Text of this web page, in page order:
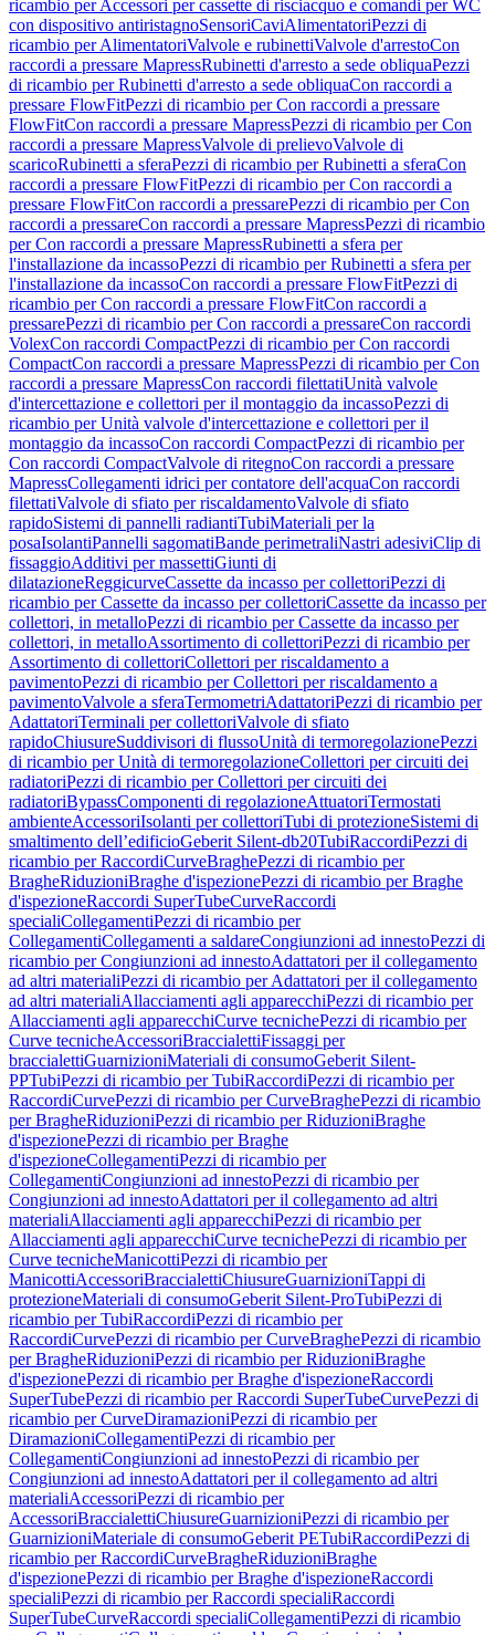
ricambio per Accessori per cassette di risciacquo e comandi per WC
con dispositivo antiristagnoSensoriCaviAlimentatoriPezzi di
ricambio per AlimentatoriValvole e rubinettiValvole d'arrestoCon
raccordi a pressare MapressRubinetti d'arresto a sede obliquaPezzi
di ricambio per Rubinetti d'arresto a sede obliquaCon raccordi a
pressare FlowFitPezzi di ricambio per Con raccordi a pressare
FlowFitCon raccordi a pressare MapressPezzi di ricambio per Con
raccordi a pressare MapressValvole di prelievoValvole di
scaricoRubinetti a sferaPezzi di ricambio per Rubinetti a sferaCon
raccordi a pressare FlowFitPezzi di ricambio per Con raccordi a
pressare FlowFitCon raccordi a pressarePezzi di ricambio per Con
raccordi a pressareCon raccordi a pressare MapressPezzi di ricambio
per Con raccordi a pressare MapressRubinetti a sfera per
l'installazione da incassoPezzi di ricambio per Rubinetti a sfera per
l'installazione da incassoCon raccordi a pressare FlowFitPezzi di
ricambio per Con raccordi a pressare FlowFitCon raccordi a
pressarePezzi di ricambio per Con raccordi a pressareCon raccordi
VolexCon raccordi CompactPezzi di ricambio per Con raccordi
CompactCon raccordi a pressare MapressPezzi di ricambio per Con
raccordi a pressare MapressCon raccordi filettatiUnità valvole
d'intercettazione e collettori per il montaggio da incassoPezzi di
ricambio per Unità valvole d'intercettazione e collettori per il
montaggio da incassoCon raccordi CompactPezzi di ricambio per
Con raccordi CompactValvole di ritegnoCon raccordi a pressare
MapressCollegamenti idrici per contatore dell'acquaCon raccordi
filettatiValvole di sfiato per riscaldamentoValvole di sfiato
rapidoSistemi di pannelli radiantiTubiMateriali per la
posaIsolantiPannelli sagomatiBande perimetraliNastri adesiviClip di
fissaggioAdditivi per massettiGiunti di
dilatazioneReggicurveCassette da incasso per collettoriPezzi di
ricambio per Cassette da incasso per collettoriCassette da incasso per
collettori, in metalloPezzi di ricambio per Cassette da incasso per
collettori, in metalloAssortimento di collettoriPezzi di ricambio per
Assortimento di collettoriCollettori per riscaldamento a
pavimentoPezzi di ricambio per Collettori per riscaldamento a
pavimentoValvole a sferaTermometriAdattatoriPezzi di ricambio per
AdattatoriTerminali per collettoriValvole di sfiato
rapidoChiusureSuddivisori di flussoUnità di termoregolazionePezzi
di ricambio per Unità di termoregolazioneCollettori per circuiti dei
radiatoriPezzi di ricambio per Collettori per circuiti dei
radiatoriBypassComponenti di regolazioneAttuatoriTermostati
ambienteAccessoriIsolanti per collettoriTubi di protezioneSistemi di
smaltimento dell’edificioGeberit Silent-db20TubiRaccordiPezzi di
ricambio per RaccordiCurveBraghePezzi di ricambio per
BragheRiduzioniBraghe d'ispezionePezzi di ricambio per Braghe
d'ispezioneRaccordi SuperTubeCurveRaccordi
specialiCollegamentiPezzi di ricambio per
CollegamentiCollegamenti a saldareCongiunzioni ad innestoPezzi di
ricambio per Congiunzioni ad innestoAdattatori per il collegamento
ad altri materialiPezzi di ricambio per Adattatori per il collegamento
ad altri materialiAllacciamenti agli apparecchiPezzi di ricambio per
Allacciamenti agli apparecchiCurve tecnichePezzi di ricambio per
Curve tecnicheAccessoriBraccialettiFissaggi per
braccialettiGuarnizioniMateriali di consumoGeberit Silent-
PPTubiPezzi di ricambio per TubiRaccordiPezzi di ricambio per
RaccordiCurvePezzi di ricambio per CurveBraghePezzi di ricambio
per BragheRiduzioniPezzi di ricambio per RiduzioniBraghe
d'ispezionePezzi di ricambio per Braghe
d'ispezioneCollegamentiPezzi di ricambio per
CollegamentiCongiunzioni ad innestoPezzi di ricambio per
Congiunzioni ad innestoAdattatori per il collegamento ad altri
materialiAllacciamenti agli apparecchiPezzi di ricambio per
Allacciamenti agli apparecchiCurve tecnichePezzi di ricambio per
Curve tecnicheManicottiPezzi di ricambio per
ManicottiAccessoriBraccialettiChiusureGuarnizioniTappi di
protezioneMateriali di consumoGeberit Silent-ProTubiPezzi di
ricambio per TubiRaccordiPezzi di ricambio per
RaccordiCurvePezzi di ricambio per CurveBraghePezzi di ricambio
per BragheRiduzioniPezzi di ricambio per RiduzioniBraghe
d'ispezionePezzi di ricambio per Braghe d'ispezioneRaccordi
SuperTubePezzi di ricambio per Raccordi SuperTubeCurvePezzi di
ricambio per CurveDiramazioniPezzi di ricambio per
DiramazioniCollegamentiPezzi di ricambio per
CollegamentiCongiunzioni ad innestoPezzi di ricambio per
Congiunzioni ad innestoAdattatori per il collegamento ad altri
materialiAccessoriPezzi di ricambio per
AccessoriBraccialettiChiusureGuarnizioniPezzi di ricambio per
GuarnizioniMateriale di consumoGeberit PETubiRaccordiPezzi di
ricambio per RaccordiCurveBragheRiduzioniBraghe
d'ispezionePezzi di ricambio per Braghe d'ispezioneRaccordi
specialiPezzi di ricambio per Raccordi specialiRaccordi
SuperTubeCurveRaccordi specialiCollegamentiPezzi di ricambio